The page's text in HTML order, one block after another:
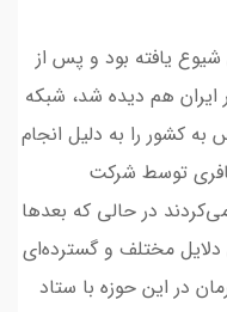
یافته بود و پس از
ویروس در ایران هم دیده شد، شبکه
به کشور را به دلیل انجام
توسط شرکت
در حالی که بعدها
مختلف و گسترده‌ای
در این حو‌زه با ستاد